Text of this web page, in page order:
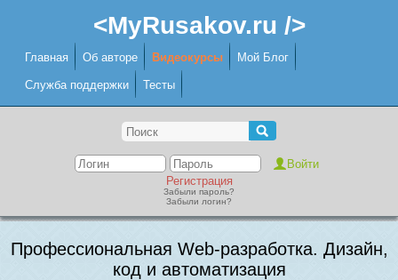
<MyRusakov.ru />
Главная Об авторе Видеокурсы Мой Блог
Служба поддержки Тесты
Регистрация
Забыли пароль?
Забыли логин?
Профессиональная Web-разработка. Дизайн,
код и автоматизация